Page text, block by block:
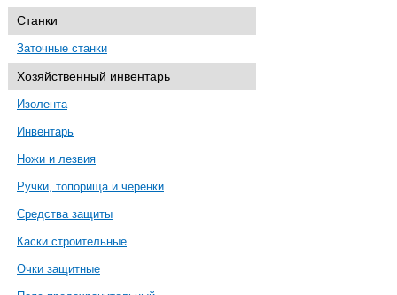
Станки
Заточные станки
Хозяйственный инвентарь
Изолента
Инвентарь
Ножи и лезвия
Ручки, топорища и черенки
Средства защиты
Каски строительные
Очки защитные